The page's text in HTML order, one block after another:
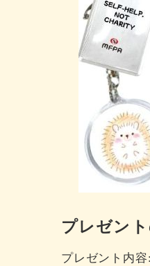
プレゼン
プレゼント内